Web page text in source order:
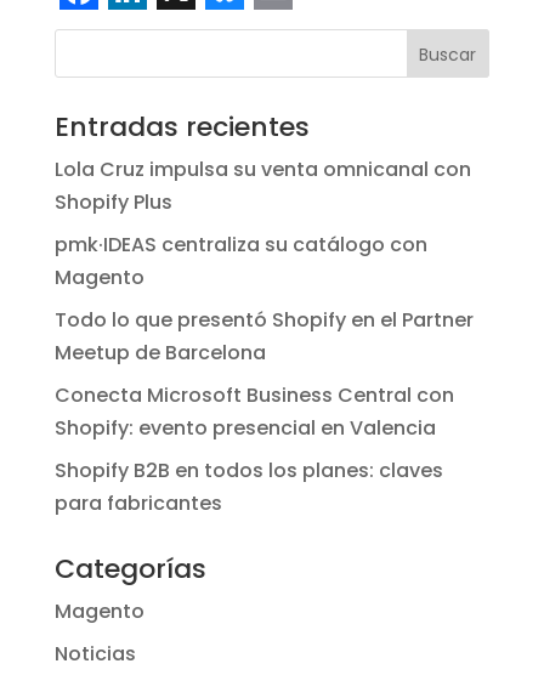
F
a
c
e
b
o
o
k
L
i
n
k
e
d
I
n
X B
l
u
e
s
y
E
m
a
i
l
Buscar
Entradas recientes
Lola Cruz impulsa su venta omnicanal con
Shopify Plus
pmk·IDEAS centraliza su catálogo con
Magento
Todo lo que presentó Shopify en el Partner
Meetup de Barcelona
Conecta Microsoft Business Central con
Shopify: evento presencial en Valencia
Shopify B2B en todos los planes: claves
para fabricantes
Categorías
Magento
Noticias